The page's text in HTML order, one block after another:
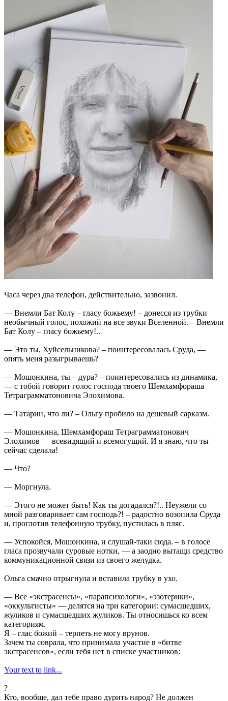
Часа через два телефон, действительно, зазвонил.
— Внемли Бат Колу – гласу божьему! – донесся из трубки
необычный голос, похожий на все звуки Вселенной. – Внемли
Бат Колу – гласу божьему!..
— Это ты, Хуйсельникова? – поинтересовалась Сруда, —
опять меня разыгрываешь?
— Мошонкина, ты – дура? – поинтересовались из динамика,
— с тобой говорит голос господа твоего Шемхамфораша
Тетраграмматоновича Элохимова.
— Татарин, что ли? – Ольгу пробило на дешевый сарказм.
— Мошонкина, Шемхамфораш Тетраграмматонович
Элохимов — всевидящий и всемогущий. И я знаю, что ты
сейчас сделала!
— Что?
— Моргнула.
— Этого не может быть! Как ты догадался?!.. Неужели со
мной разговаривает сам господь?! – радостно возопила Сруда
и, проглотив телефонную трубку, пустилась в пляс.
— Успокойся, Мошонкина, и слушай-таки сюда. – в голосе
гласа прозвучали суровые нотки, — а заодно вытащи средство
коммуникационной связи из своего желудка.
Ольга смачно отрыгнула и вставила трубку в ухо.
— Все «экстрасенсы», «парапсихологи», «эзотерики»,
«оккультисты» — делятся на три категории: сумасшедших,
жуликов и сумасшедших жуликов. Ты относишься ко всем
категориям.
Я – глас божий – терпеть не могу врунов.
Зачем ты соврала, что принимала участие в «битве
экстрасенсов», если тебя нет в списке участников:
Your text to link...
?
Кто, вообще, дал тебе право дурить народ? Не должен